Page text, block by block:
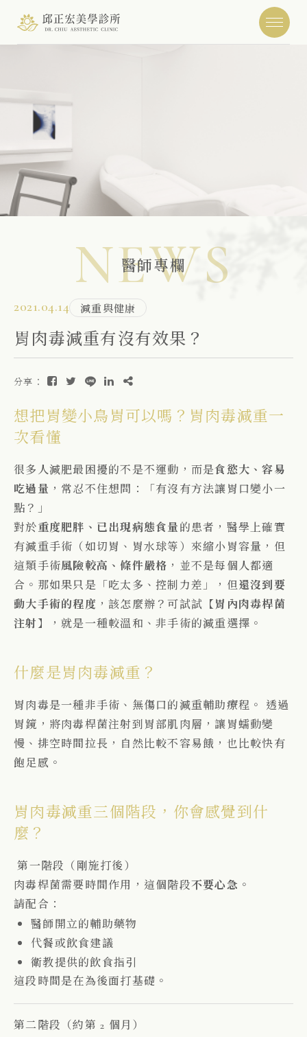
NEWS
醫師專欄
2021.04.14 減重與健康
胃肉毒減重有沒有效果？
分享：
想把胃變小鳥胃可以嗎？胃肉毒減重一
次看懂
很多人減肥最困擾的不是不運動，而是食慾大、容易
吃過量 ，常忍不住想問：「有沒有方法讓胃口變小一
點？」
對於重度肥胖、已出現病態食量 的患者，醫學上確實
有減重手術（如切胃、胃水球等）來縮小胃容量，但
這類手術風險較高、條件嚴格 ，並不是每個人都適
合。 那如果只是「吃太多、控制力差」，但還沒到要
動大手術的程度 ，該怎麼辦？可試試【 胃內肉毒桿菌
注射】
，就是一種較溫和、非手術的減重選擇。
什麼是胃肉毒減重？
胃肉毒是一種非手術、無傷口的減重輔助療程。 透過
胃鏡，將肉毒桿菌注射到胃部肌肉層，讓胃蠕動變
慢、排空時間拉長，自然比較不容易餓，也比較快有
飽足感。
胃肉毒減重三個階段，你會感覺到什
麼？
第一階段（剛施打後）
肉毒桿菌需要時間作用，這個階段不要心急 。
請配合：
醫師開立的輔助藥物
代餐或飲食建議
衛教提供的飲食指引
這段時間是在為後面打基礎。
第二階段（約第 2 個月）